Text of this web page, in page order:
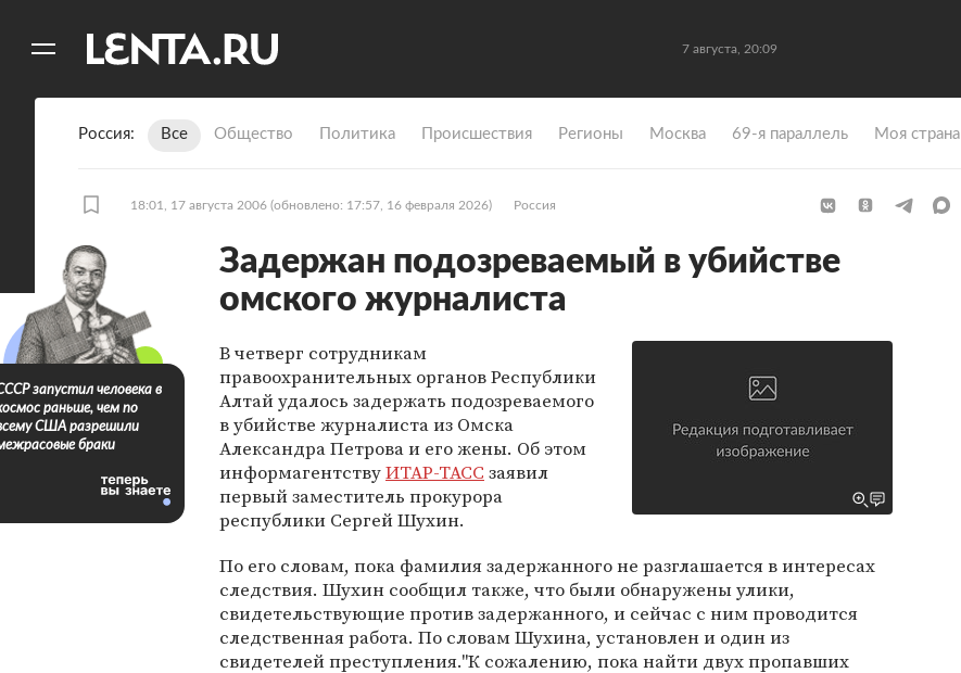
7 августа, 20:09
Россия Все Общество Политика Происшествия Регионы Москва 69-я параллель Моя страна
18:01, 17 августа 2006 (обновлено: 17:57, 16 февраля 2026) Россия
Задержан подозреваемый в убийстве
омского журналиста
В четверг сотрудникам
правоохранительных органов Республики
Алтай удалось задержать подозреваемого
в убийстве журналиста из Омска
Александра Петрова и его жены. Об этом
информагентствуИТАР-ТАСС заявил
первый заместитель прокурора
республики Сергей Шухин.
По его словам, пока фамилия задержанного не разглашается в интересах
следствия. Шухин сообщил также, что были обнаружены улики,
свидетельствующие против задержанного, и сейчас с ним проводится
следственная работа. По словам Шухина, установлен и один из
свидетелей преступления."К сожалению, пока найти двух пропавших
запустил человека в
раньше, чем по
США разрешили
браки